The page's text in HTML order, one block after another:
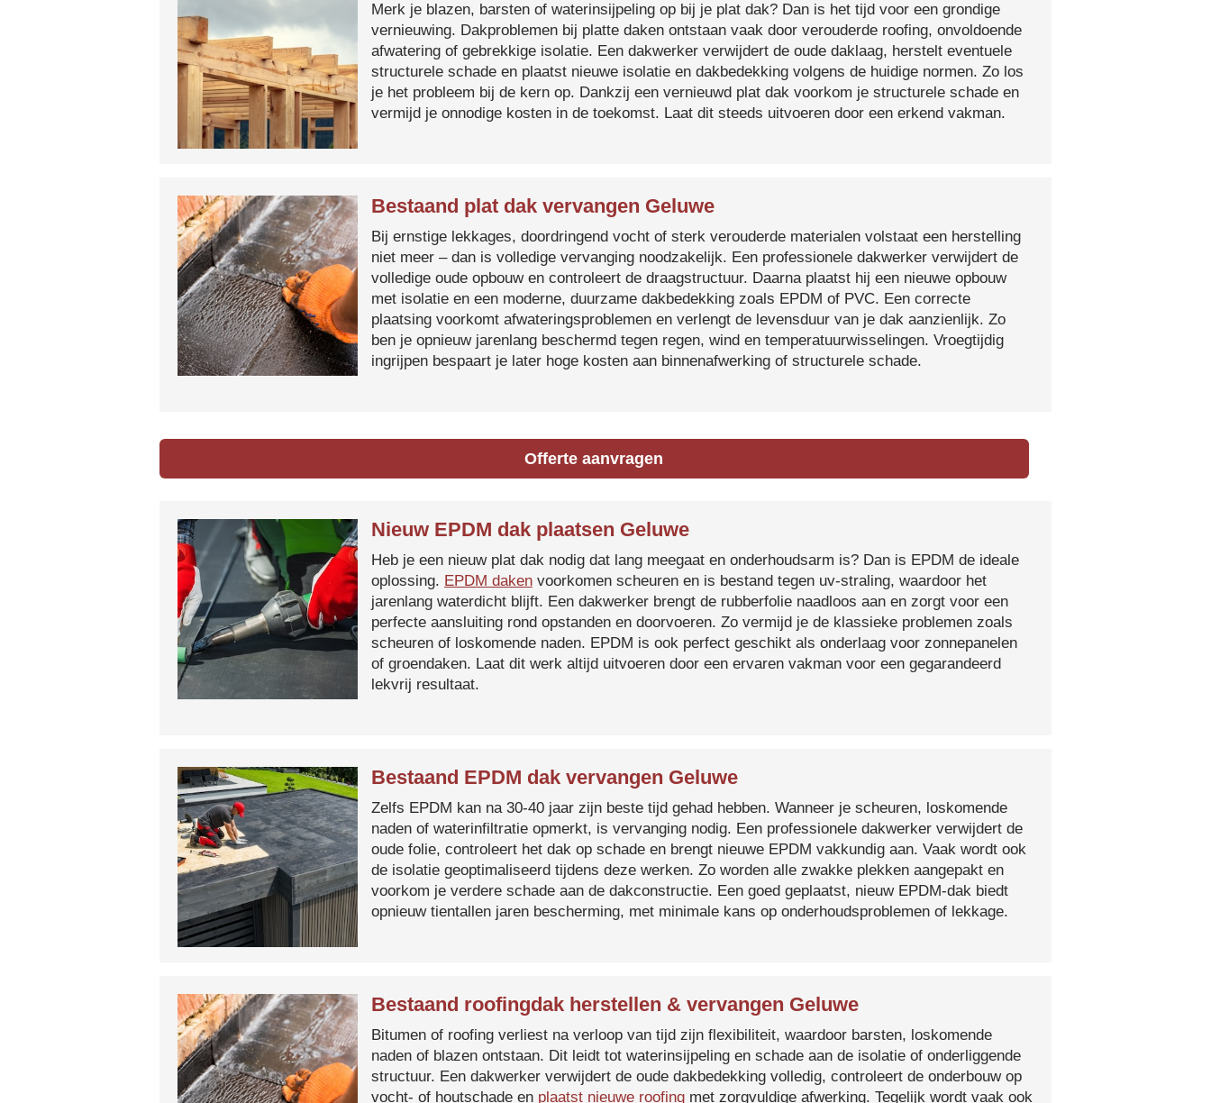
Merk je blazen, barsten of waterinsijpeling op bij je plat dak? Dan is het tijd voor een grondige
vernieuwing. Dakproblemen bij platte daken ontstaan vaak door verouderde roofing, onvoldoende
afwatering of gebrekkige isolatie. Een dakwerker verwijdert de oude daklaag, herstelt eventuele
structurele schade en plaatst nieuwe isolatie en dakbedekking volgens de huidige normen. Zo los
je het probleem bij de kern op. Dankzij een vernieuwd plat dak voorkom je structurele schade en
vermijd je onnodige kosten in de toekomst. Laat dit steeds uitvoeren door een erkend vakman.
Bestaand plat dak vervangen Geluwe
Bij ernstige lekkages, doordringend vocht of sterk verouderde materialen volstaat een herstelling
niet meer – dan is volledige vervanging noodzakelijk. Een professionele dakwerker verwijdert de
volledige oude opbouw en controleert de draagstructuur. Daarna plaatst hij een nieuwe opbouw
met isolatie en een moderne, duurzame dakbedekking zoals EPDM of PVC. Een correcte
plaatsing voorkomt afwateringsproblemen en verlengt de levensduur van je dak aanzienlijk. Zo
ben je opnieuw jarenlang beschermd tegen regen, wind en temperatuurwisselingen. Vroegtijdig
ingrijpen bespaart je later hoge kosten aan binnenafwerking of structurele schade.
Offerte aanvragen
Nieuw EPDM dak plaatsen Geluwe
Heb je een nieuw plat dak nodig dat lang meegaat en onderhoudsarm is? Dan is EPDM de ideale
oplossing. EPDM daken voorkomen scheuren en is bestand tegen uv-straling, waardoor het
jarenlang waterdicht blijft. Een dakwerker brengt de rubberfolie naadloos aan en zorgt voor een
perfecte aansluiting rond opstanden en doorvoeren. Zo vermijd je de klassieke problemen zoals
scheuren of loskomende naden. EPDM is ook perfect geschikt als onderlaag voor zonnepanelen
of groendaken. Laat dit werk altijd uitvoeren door een ervaren vakman voor een gegarandeerd
lekvrij resultaat.
Bestaand EPDM dak vervangen Geluwe
Zelfs EPDM kan na 30-40 jaar zijn beste tijd gehad hebben. Wanneer je scheuren, loskomende
naden of waterinfiltratie opmerkt, is vervanging nodig. Een professionele dakwerker verwijdert de
oude folie, controleert het dak op schade en brengt nieuwe EPDM vakkundig aan. Vaak wordt ook
de isolatie geoptimaliseerd tijdens deze werken. Zo worden alle zwakke plekken aangepakt en
voorkom je verdere schade aan de dakconstructie. Een goed geplaatst, nieuw EPDM-dak biedt
opnieuw tientallen jaren bescherming, met minimale kans op onderhoudsproblemen of lekkage.
Bestaand roofingdak herstellen & vervangen Geluwe
Bitumen of roofing verliest na verloop van tijd zijn flexibiliteit, waardoor barsten, loskomende
naden of blazen ontstaan. Dit leidt tot waterinsijpeling en schade aan de isolatie of onderliggende
structuur. Een dakwerker verwijdert de oude dakbedekking volledig, controleert de onderbouw op
vocht- of houtschade en plaatst nieuwe roofing met zorgvuldige afwerking. Tegelijk wordt vaak ook